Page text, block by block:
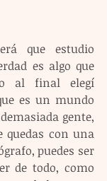
que estudio
es algo que
al final elegí
es un mundo
gente,
quedas con una
puedes ser
de todo, como